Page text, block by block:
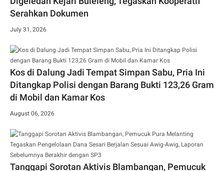
Serahkan Dokumen
July 31, 2026
Kos di Dalung Jadi Tempat Simpan Sabu, Pria Ini
Ditangkap Polisi dengan Barang Bukti 123,26 Gram
di Mobil dan Kamar Kos
August 06, 2026
Tanggapi Sorotan Aktivis Blambangan, Pemucuk